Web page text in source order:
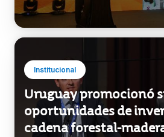
Institucional
Uruguay promocionó
oportunidades de
cadena forestal-